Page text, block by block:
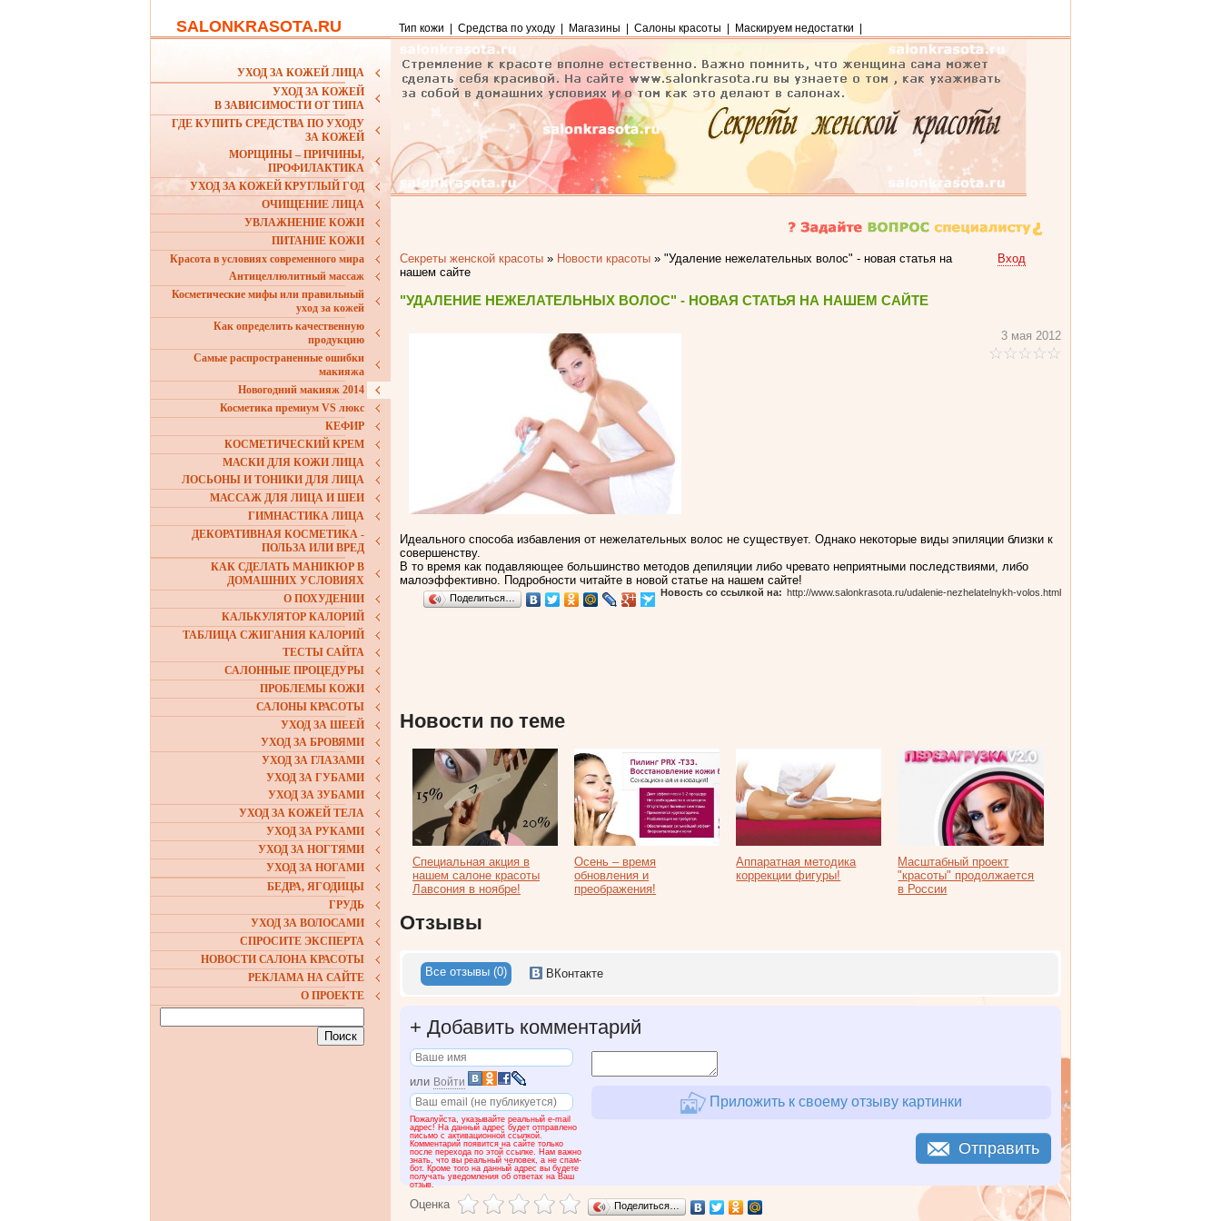
SALONKRASOTA.RU Тип кожи Средства по уходу Магазины Салоны красоты Маскируем недостатки
УХОД ЗА КОЖЕЙ ЛИЦА
УХОД ЗА КОЖЕЙ
В ЗАВИСИМОСТИ ОТ ТИПА
ГДЕ КУПИТЬ СРЕДСТВА ПО УХОДУ
ЗА КОЖЕЙ
МОРЩИНЫ – ПРИЧИНЫ,
ПРОФИЛАКТИКА
УХОД ЗА КОЖЕЙ КРУГЛЫЙ ГОД
ОЧИЩЕНИЕ ЛИЦА
УВЛАЖНЕНИЕ КОЖИ
ПИТАНИЕ КОЖИ
Красота в условиях современного мира
Антицеллюлитный массаж
Косметические мифы или правильный
уход за кожей
Как определить качественную
продукцию
Самые распространенные ошибки
макияжа
Новогодний макияж 2014
Косметика премиум VS люкс
КЕФИР
КОСМЕТИЧЕСКИЙ КРЕМ
МАСКИ ДЛЯ КОЖИ ЛИЦА
ЛОСЬОНЫ И ТОНИКИ ДЛЯ ЛИЦА
МАССАЖ ДЛЯ ЛИЦА И ШЕИ
ГИМНАСТИКА ЛИЦА
ДЕКОРАТИВНАЯ КОСМЕТИКА -
ПОЛЬЗА ИЛИ ВРЕД
КАК СДЕЛАТЬ МАНИКЮР В
ДОМАШНИХ УСЛОВИЯХ
О ПОХУДЕНИИ
КАЛЬКУЛЯТОР КАЛОРИЙ
ТАБЛИЦА СЖИГАНИЯ КАЛОРИЙ
ТЕСТЫ САЙТА
САЛОННЫЕ ПРОЦЕДУРЫ
ПРОБЛЕМЫ КОЖИ
САЛОНЫ КРАСОТЫ
УХОД ЗА ШЕЕЙ
УХОД ЗА БРОВЯМИ
УХОД ЗА ГЛАЗАМИ
УХОД ЗА ГУБАМИ
УХОД ЗА ЗУБАМИ
УХОД ЗА КОЖЕЙ ТЕЛА
УХОД ЗА РУКАМИ
УХОД ЗА НОГТЯМИ
УХОД ЗА НОГАМИ
БЕДРА, ЯГОДИЦЫ
ГРУДЬ
УХОД ЗА ВОЛОСАМИ
СПРОСИТЕ ЭКСПЕРТА
НОВОСТИ САЛОНА КРАСОТЫ
РЕКЛАМА НА САЙТЕ
О ПРОЕКТЕ
Секреты женской красоты » Новости красоты » "Удаление нежелательных волос" - новая статья на
нашем сайте
Вход
"УДАЛЕНИЕ НЕЖЕЛАТЕЛЬНЫХ ВОЛОС" - НОВАЯ СТАТЬЯ НА НАШЕМ САЙТЕ
3 мая 2012
Идеального способа избавления от нежелательных волос не существует. Однако некоторые виды эпиляции близки к
совершенству.
В то время как подавляющее большинство методов депиляции либо чревато неприятными последствиями, либо
малоэффективно. Подробности читайте в новой статье на нашем сайте!
Новость со ссылкой на: http://www.salonkrasota.ru/udalenie-nezhelatelnykh-volos.html
Поделиться…
Новости по теме
Специальная акция в
нашем салоне красоты
Лавсония в ноябре!
Осень – время
обновления и
преображения!
Аппаратная методика
коррекции фигуры!
Масштабный проект
"красоты" продолжается
в России
Отзывы
Все отзывы (0) ВКонтакте
+ Добавить комментарий
или Войти
Пожалуйста, указывайте реальный e-mail
адрес! На данный адрес будет отправлено
письмо с активационной ссылкой.
Комментарий появится на сайте только
после перехода по этой ссылке. Нам важно
знать, что вы реальный человек, а не спам-
бот. Кроме того на данный адрес вы будете
получать уведомления об ответах на Ваш
отзыв.
Оценка
Приложить к своему отзыву картинки
Отправить
Поделиться…